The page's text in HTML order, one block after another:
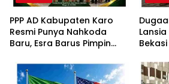
PPP AD Kabupaten Karo
Resmi Punya Nahkoda
Baru, Esra Barus Pimpin
Lansia
Minta
dan